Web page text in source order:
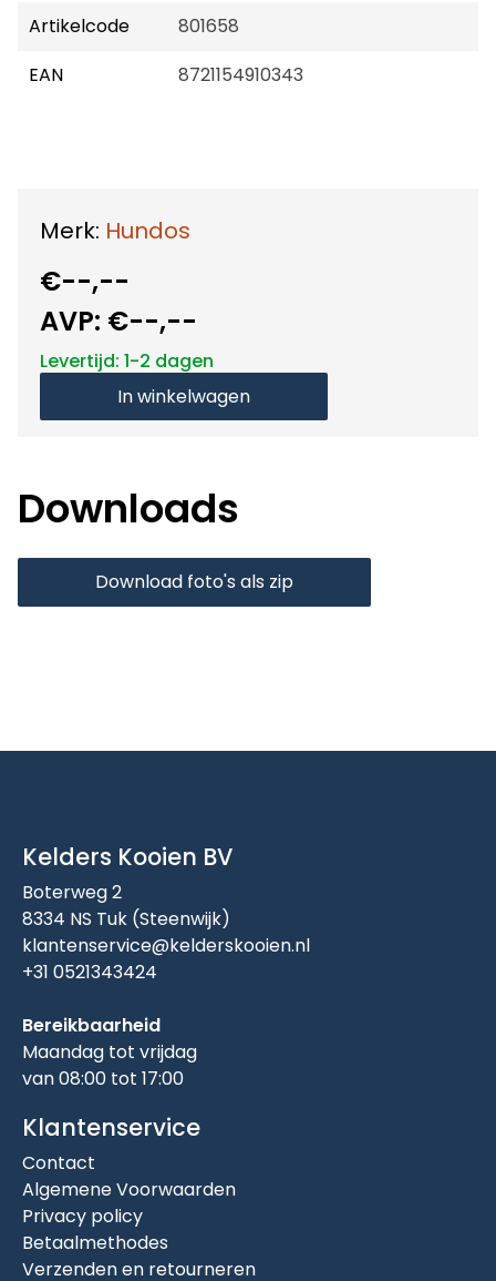
Artikelcode
801658
EAN
8721154910343
Merk: Hundos
€--,--
AVP: €--,--
Levertijd: 1-2 dagen
In winkelwagen
Downloads
Download foto's als zip
Kelders Kooien BV
Boterweg 2
8334 NS Tuk (Steenwijk)
klantenservice@kelderskooien.nl
+31 0521343424
Bereikbaarheid
Maandag tot vrijdag
van 08:00 tot 17:00
Klantenservice
Contact
Algemene Voorwaarden
Privacy policy
Betaalmethodes
Verzenden en retourneren